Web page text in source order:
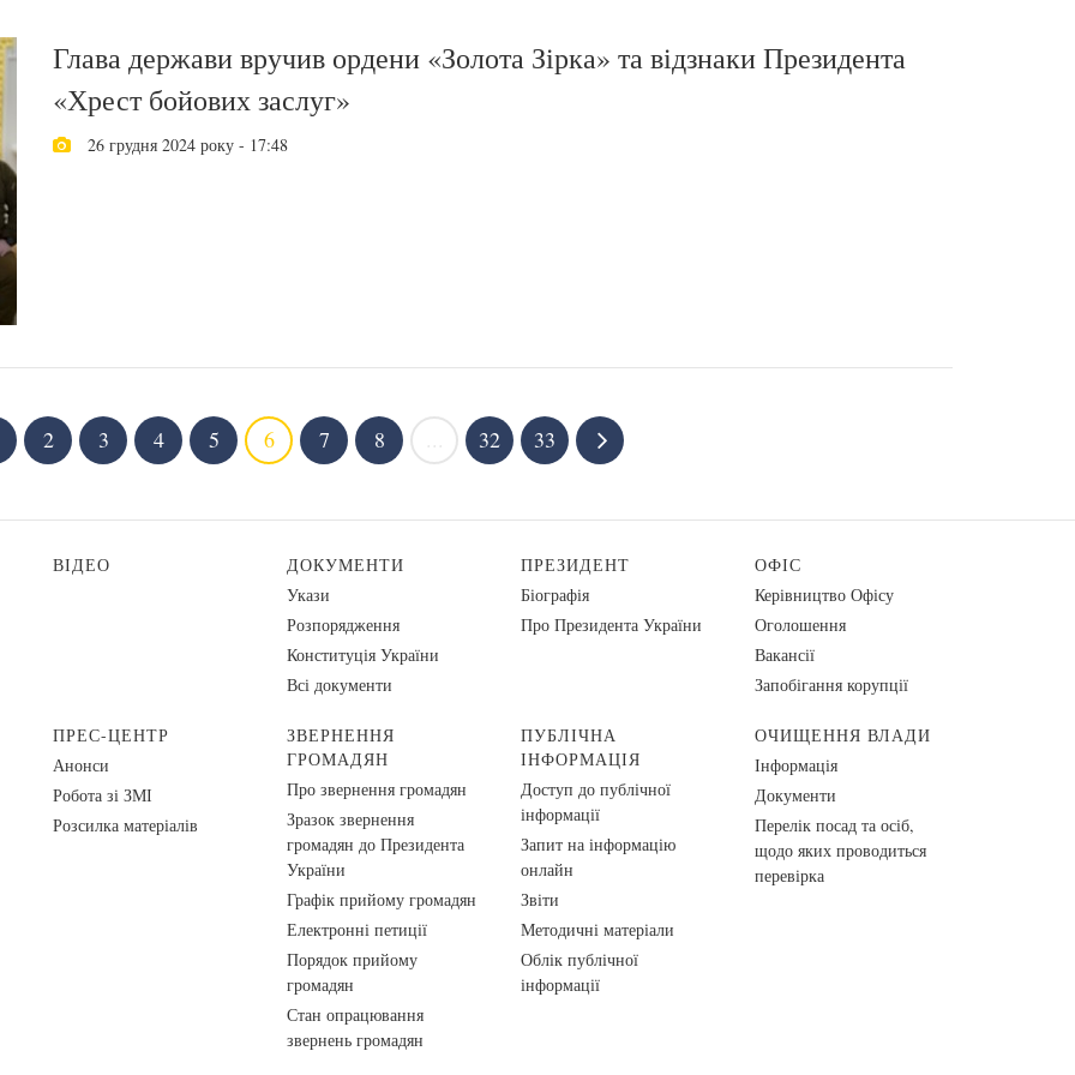
Глава держави вручив ордени «Золота Зірка» та відзнаки Президента
«Хрест бойових заслуг»
26 грудня 2024 року - 17:48
2 3 4 5 6 7 8 32 33
ВІДЕО
ДОКУМЕНТИ
Укази
Розпорядження
Конституція України
Всі документи
ПРЕЗИДЕНТ
Біографія
Про Президента України
ОФІС
Керівництво Офісу
Оголошення
Вакансії
Запобігання корупції
ПРЕС-ЦЕНТР
Анонси
Робота зі ЗМІ
Розсилка матеріалів
ЗВЕРНЕННЯ
ГРОМАДЯН
Про звернення громадян
Зразок звернення
громадян до Президента
України
Графік прийому громадян
Електронні петиції
Порядок прийому
громадян
Стан опрацювання
звернень громадян
ПУБЛІЧНА
ІНФОРМАЦІЯ
Доступ до публічної
інформації
Запит на інформацію
онлайн
Звіти
Методичні матеріали
Облік публічної
інформації
ОЧИЩЕННЯ ВЛАДИ
Інформація
Документи
Перелік посад та осіб,
щодо яких проводиться
перевірка